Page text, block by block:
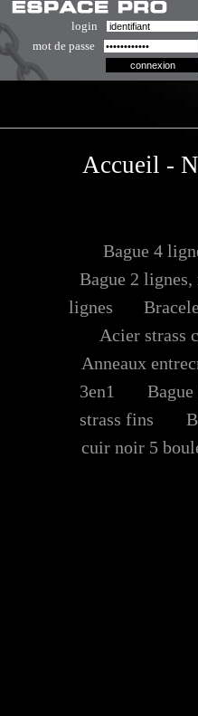
login
mot de passe
Accueil -
Bague 4
Bague 2 lignes,
lignes
Acier strass
Anneaux
3en1
Bague
strass fins
cuir noir 5